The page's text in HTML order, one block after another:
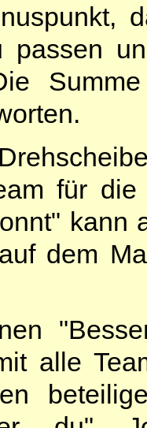
passen
für
kann
dem
alle